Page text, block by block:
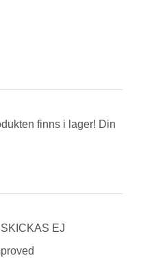
finns i lager! Din
EJ